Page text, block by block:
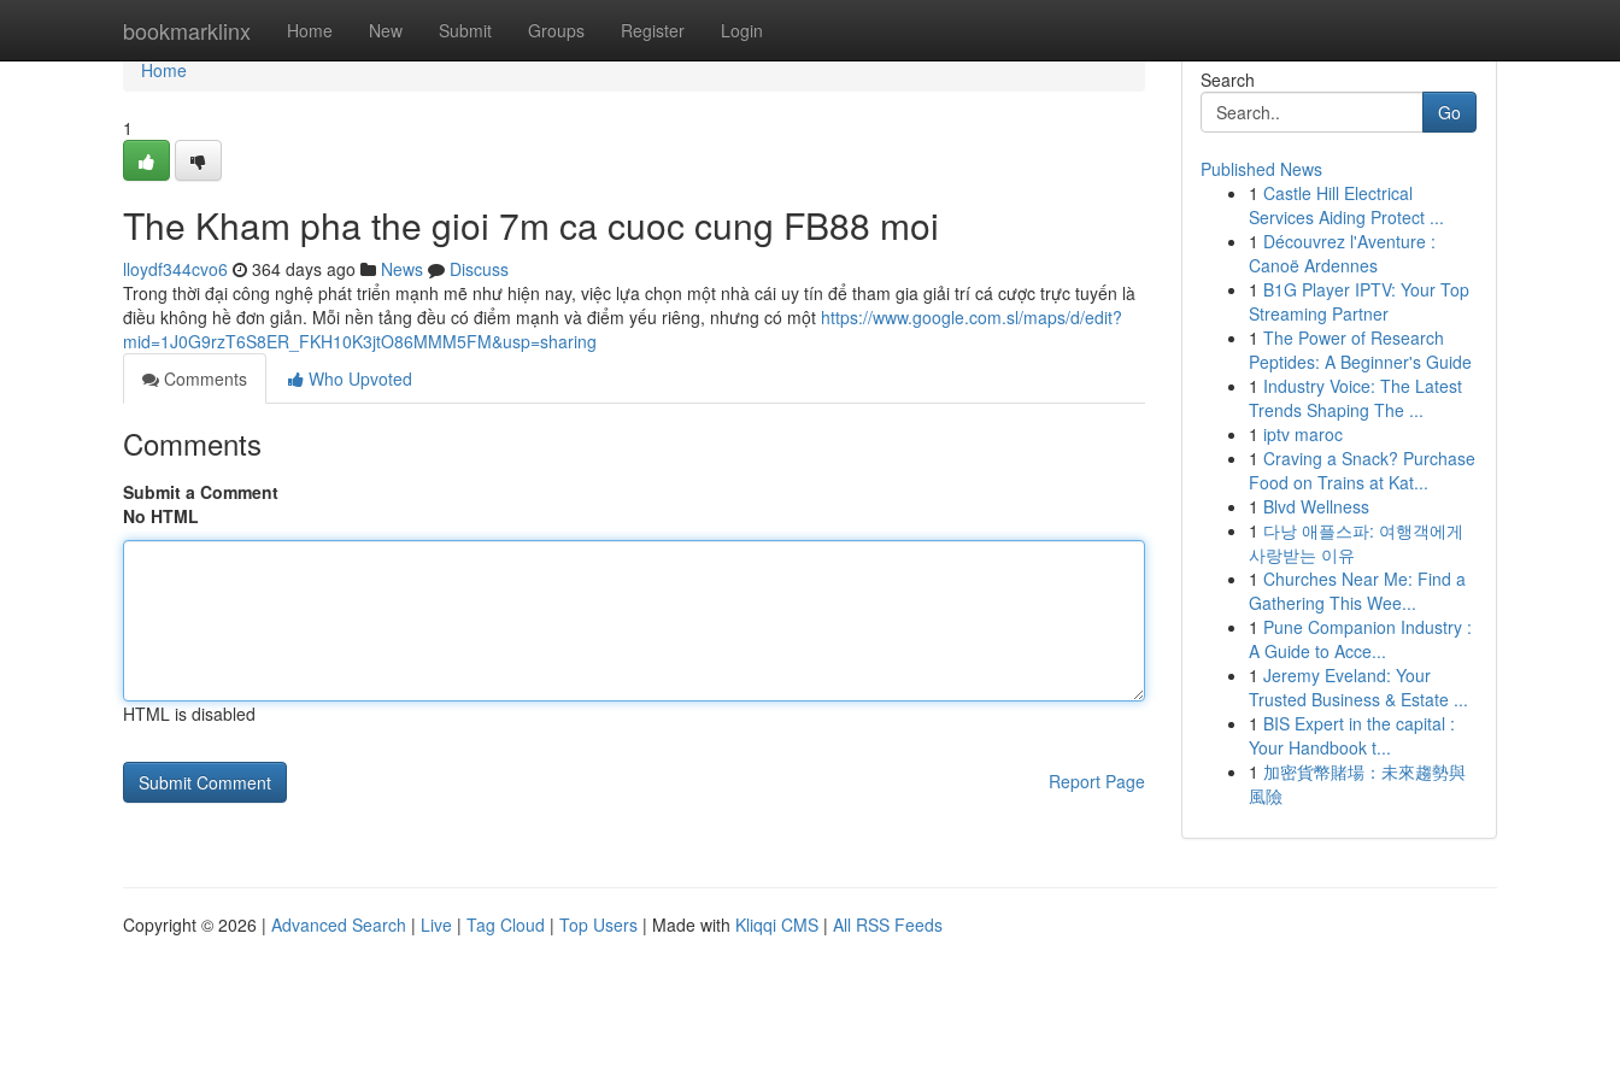
bookmarklinx Home New Submit Groups Register Login
Home
Home
1
The Kham pha the gioi 7m ca cuoc cung FB88 moi
lloydf344cvo6 364 days ago News
Discuss
Trong thời đại công nghệ phát triển mạnh mẽ như hiện nay, việc lựa chọn một nhà cái uy tín để tham gia giải trí cá cược trực tuyến là
điều không hề đơn giản. Mỗi nền tảng đều có điểm mạnh và điểm yếu riêng, nhưng có một https://www.google.com.sl/maps/d/edit?
mid=1J0G9rzT6S8ER_FKH10K3jtO86MMM5FM&usp=sharing
Comments
Who Upvoted
Comments
Submit a Comment
No HTML
HTML is disabled
Report Page
Search
Go
Published News
1 Castle Hill Electrical
Services Aiding Protect ...
1 Découvrez l'Aventure :
Canoë Ardennes
1 B1G Player IPTV: Your Top
Streaming Partner
1 The Power of Research
Peptides: A Beginner's Guide
1 Industry Voice: The Latest
Trends Shaping The ...
1 iptv maroc
1 Craving a Snack? Purchase
Food on Trains at Kat...
1 Blvd Wellness
1 다낭 애플스파: 여행객에게
사랑받는 이유
1 Churches Near Me: Find a
Gathering This Wee...
1 Pune Companion Industry :
A Guide to Acce...
1 Jeremy Eveland: Your
Trusted Business & Estate ...
1 BIS Expert in the capital :
Your Handbook t...
1 加密貨幣賭場：未來趨勢與
風險
Copyright © 2026 | Advanced Search | Live | Tag Cloud | Top Users | Made with Kliqqi CMS | All RSS Feeds